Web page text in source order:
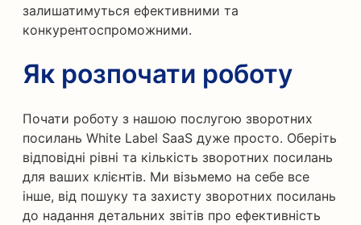
залишатимуться ефективними та
конкурентоспроможними.
Як розпочати роботу
Почати роботу з нашою послугою зворотних
посилань White Label SaaS дуже просто. Оберіть
відповідні рівні та кількість зворотних посилань
для ваших клієнтів. Ми візьмемо на себе все
інше, від пошуку та захисту зворотних посилань
до надання детальних звітів про ефективність